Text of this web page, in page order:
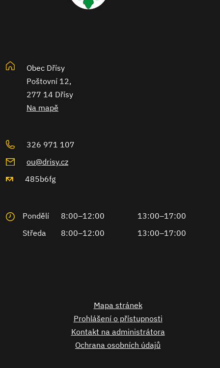
Obec Dřísy
Poštovní 12,
277 14 Dřísy
Na mapě
326 971 107
ou@drisy.cz
485b6fg
Pondělí 8:00–12:00
13:00–17:00
Středa
8:00–12:00 13:00–17:00
Mapa stránek
Prohlášení o přístupnosti
Kontakt na administrátora
Ochrana osobních údajů